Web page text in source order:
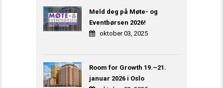
Meld deg på Møte- og
Eventbørsen 2026!
oktober 03, 2025
Room for Growth 19.–21.
januar 2026 i Oslo